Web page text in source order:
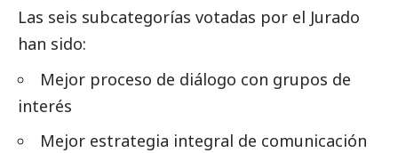
Las seis subcategorías votadas por el Jurado
han sido:
Mejor proceso de diálogo con grupos de
interés
Mejor estrategia integral de comunicación